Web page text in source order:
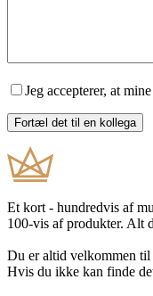
Jeg accepterer, at
Et kort - hundredvis af
100-vis af produkter. Alt
Du er altid velkommen til
Hvis du ikke kan finde